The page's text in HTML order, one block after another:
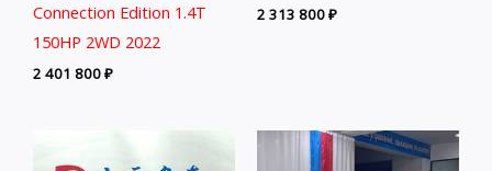
Connection Edition 1.4T
150HP 2WD 2022
2 401 800₽
2 313 800₽